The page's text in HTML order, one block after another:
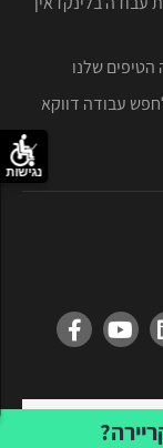
מצוינות לחפש עבודה דווקא
נגישות